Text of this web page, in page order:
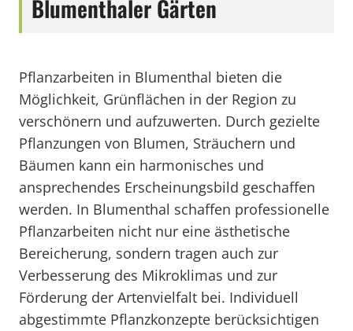
Blumenthaler Gärten
Pflanzarbeiten in Blumenthal bieten die
Möglichkeit, Grünflächen in der Region zu
verschönern und aufzuwerten. Durch gezielte
Pflanzungen von Blumen, Sträuchern und
Bäumen kann ein harmonisches und
ansprechendes Erscheinungsbild geschaffen
werden. In Blumenthal schaffen professionelle
Pflanzarbeiten nicht nur eine ästhetische
Bereicherung, sondern tragen auch zur
Verbesserung des Mikroklimas und zur
Förderung der Artenvielfalt bei. Individuell
abgestimmte Pflanzkonzepte berücksichtigen